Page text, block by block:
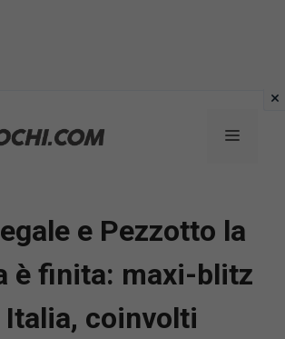
Menu
e Pezzotto la
è finita: maxi-blitz
coinvolti